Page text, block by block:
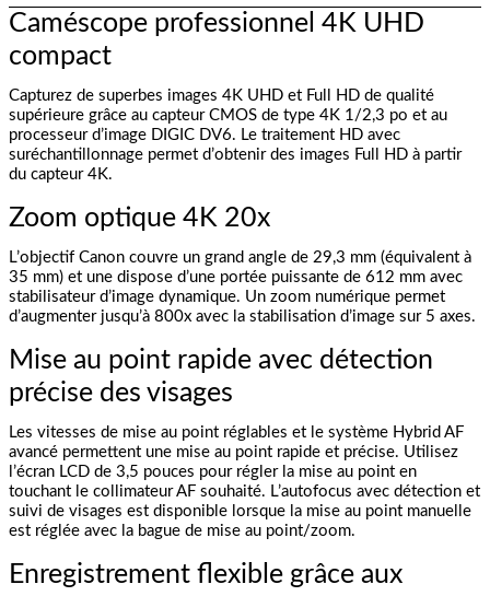
Caméscope professionnel 4K UHD
compact
Capturez de superbes images 4K UHD et Full HD de qualité
supérieure grâce au capteur CMOS de type 4K 1/2,3 po et au
processeur d’image DIGIC DV6. Le traitement HD avec
suréchantillonnage permet d’obtenir des images Full HD à partir
du capteur 4K.
Zoom optique 4K 20x
L’objectif Canon couvre un grand angle de 29,3 mm (équivalent à
35 mm) et une dispose d’une portée puissante de 612 mm avec
stabilisateur d’image dynamique. Un zoom numérique permet
d’augmenter jusqu’à 800x avec la stabilisation d’image sur 5 axes.
Mise au point rapide avec détection
précise des visages
Les vitesses de mise au point réglables et le système Hybrid AF
avancé permettent une mise au point rapide et précise. Utilisez
l’écran LCD de 3,5 pouces pour régler la mise au point en
touchant le collimateur AF souhaité. L’autofocus avec détection et
suivi de visages est disponible lorsque la mise au point manuelle
est réglée avec la bague de mise au point/zoom.
Enregistrement flexible grâce aux